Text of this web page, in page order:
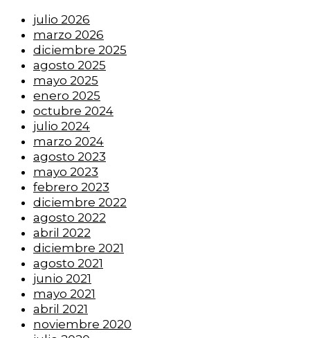
julio 2026
marzo 2026
diciembre 2025
agosto 2025
mayo 2025
enero 2025
octubre 2024
julio 2024
marzo 2024
agosto 2023
mayo 2023
febrero 2023
diciembre 2022
agosto 2022
abril 2022
diciembre 2021
agosto 2021
junio 2021
mayo 2021
abril 2021
noviembre 2020